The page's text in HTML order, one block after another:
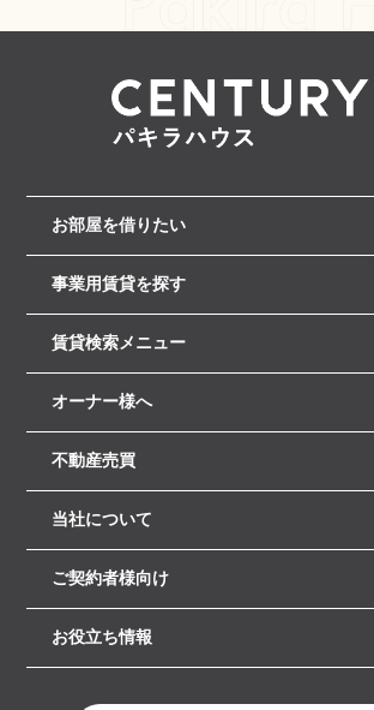
お部屋を借りたい
事業用賃貸を探す
賃貸検索メニュー
オーナー様へ
不動産売買
当社について
ご契約者様向け
お役立ち情報